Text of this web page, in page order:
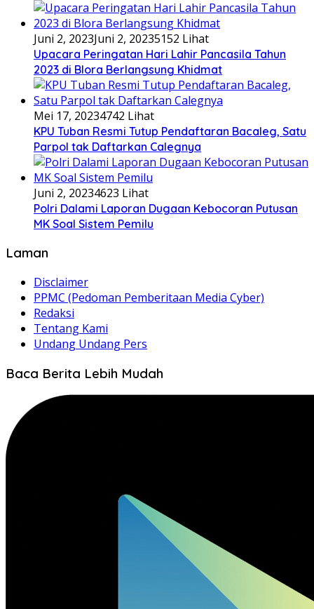
Juni 2, 2023Juni 2, 20235152 Lihat
Upacara Peringatan Hari Lahir Pancasila Tahun
2023 di Blora Berlangsung Khidmat
Mei 17, 20234742 Lihat
KPU Tuban Resmi Tutup Pendaftaran Bacaleg, Satu
Parpol tak Daftarkan Calegnya
Juni 2, 20234623 Lihat
Polri Dalami Laporan Dugaan Kebocoran Putusan
MK Soal Sistem Pemilu
Laman
Disclaimer
PPMC (Pedoman Pemberitaan Media Cyber)
Redaksi
Tentang Kami
Undang Undang Pers
Baca Berita Lebih Mudah